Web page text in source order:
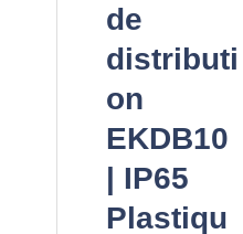
de
distributi
on
EKDB10
| IP65
Plastiqu